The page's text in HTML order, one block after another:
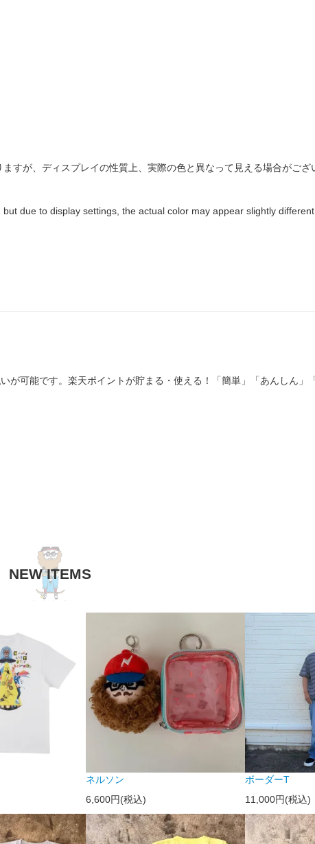
すが、ディスプレイの性質上、実際の色と異なって見える場合がござ
due to display settings, the actual color may appear slightly
が可能です。楽天ポイントが貯まる・使える！「簡単」「あんしん」
NEW ITEMS
ネルソン
6,600円(税込)
ボーダーT
11,000円(税込)